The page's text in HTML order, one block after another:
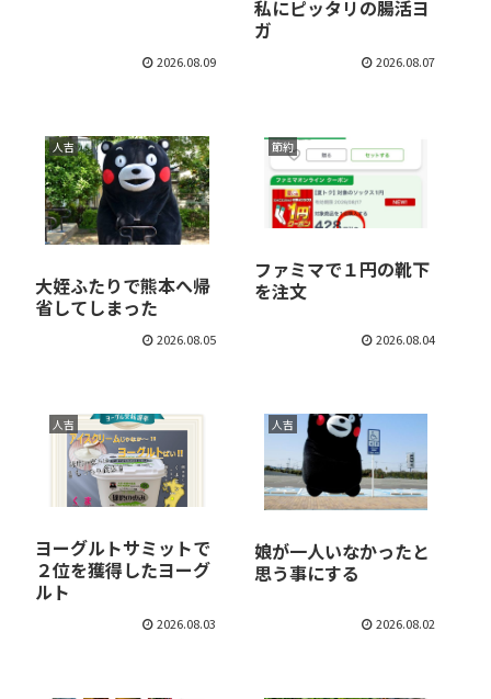
2026.08.09
私にピッタリの腸活ヨ
ガ
2026.08.07
人吉
大姪ふたりで熊本へ帰
省してしまった
2026.08.05
節約
ファミマで１円の靴下
を注文
2026.08.04
人吉
ヨーグルトサミットで
２位を獲得したヨーグ
ルト
2026.08.03
人吉
娘が一人いなかったと
思う事にする
2026.08.02